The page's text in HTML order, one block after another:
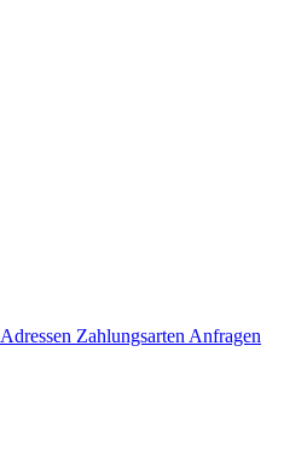
Adressen Zahlungsarten Anfragen